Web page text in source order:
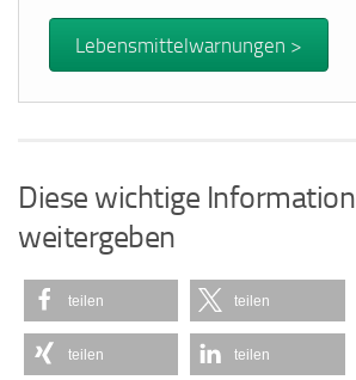
Lebensmittelwarnungen >
Diese wichtige Information
weitergeben
teilen teilen
teilen teilen